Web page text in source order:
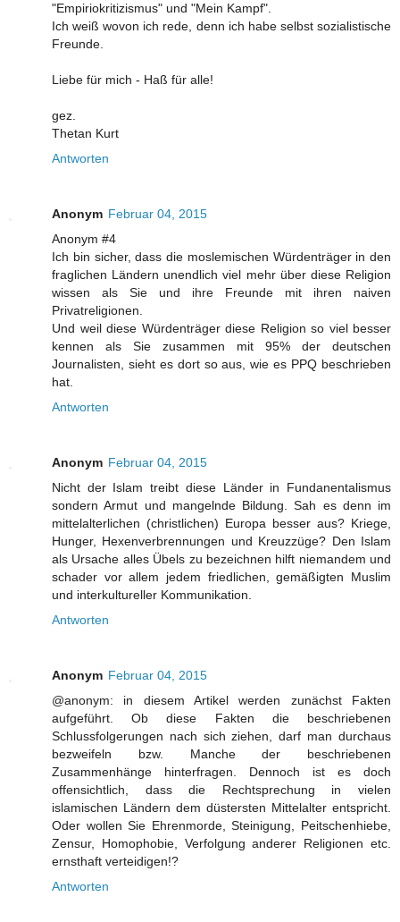
"Empiriokritizismus" und "Mein Kampf".
Ich weiß wovon ich rede, denn ich habe selbst sozialistische
Freunde.
Liebe für mich - Haß für alle!
gez.
Thetan Kurt
Antworten
Anonym Februar 04, 2015
Anonym #4
Ich bin sicher, dass die moslemischen Würdenträger in den
fraglichen Ländern unendlich viel mehr über diese Religion
wissen als Sie und ihre Freunde mit ihren naiven
Privatreligionen.
Und weil diese Würdenträger diese Religion so viel besser
kennen als Sie zusammen mit 95% der deutschen
Journalisten, sieht es dort so aus, wie es PPQ beschrieben
hat.
Antworten
Anonym Februar 04, 2015
Nicht der Islam treibt diese Länder in Fundanentalismus
sondern Armut und mangelnde Bildung. Sah es denn im
mittelalterlichen (christlichen) Europa besser aus? Kriege,
Hunger, Hexenverbrennungen und Kreuzzüge? Den Islam
als Ursache alles Übels zu bezeichnen hilft niemandem und
schader vor allem jedem friedlichen, gemäßigten Muslim
und interkultureller Kommunikation.
Antworten
Anonym Februar 04, 2015
@anonym: in diesem Artikel werden zunächst Fakten
aufgeführt. Ob diese Fakten die beschriebenen
Schlussfolgerungen nach sich ziehen, darf man durchaus
bezweifeln bzw. Manche der beschriebenen
Zusammenhänge hinterfragen. Dennoch ist es doch
offensichtlich, dass die Rechtsprechung in vielen
islamischen Ländern dem düstersten Mittelalter entspricht.
Oder wollen Sie Ehrenmorde, Steinigung, Peitschenhiebe,
Zensur, Homophobie, Verfolgung anderer Religionen etc.
ernsthaft verteidigen!?
Antworten